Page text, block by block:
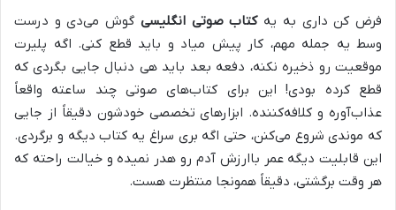
فرض کن داری به یهکتاب صوتی انگلیسی گوش می‌دی و درست
وسط یه جمله مهم، کار پیش میاد و باید قطع کنی. اگه پلیرت
موقعیت رو ذخیره نکنه، دفعه بعد باید هی دنبال جایی بگردی که
قطع کرده بودی! این برای کتاب‌های صوتی چند ساعته واقعاً
عذاب‌آوره و کلافه‌کننده. ابزارهای تخصصی خودشون دقیقاً از جایی
که موندی شروع می‌کنن، حتی اگه بری سراغ یه کتاب دیگه و برگردی.
این قابلیت دیگه عمر باارزش آدم رو هدر نمیده و خیالت راحته که
هر وقت برگشتی، دقیقاً همونجا منتظرت هست.